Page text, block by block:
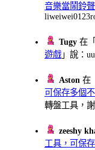
音樂當鬧鈴
Tugy 在「
遊戲 」說：
Aston 在
可保存多個
轉盤工具，
zeeshy
工具，可保